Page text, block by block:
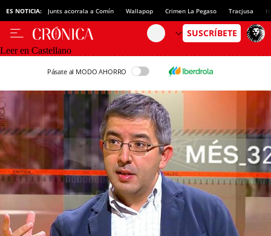
ES NOTICIA: Junts acorrala a Comín Wallapop Crimen La Pegaso Tracjusa
Leer en Castellano
Pásate al MODO AHORRO